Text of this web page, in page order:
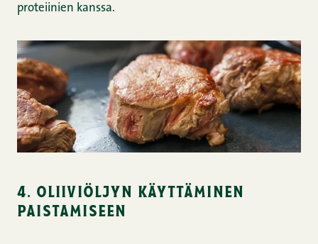
proteiinien kanssa.
4. oliiviöljyn käyttäminen
paistamiseen